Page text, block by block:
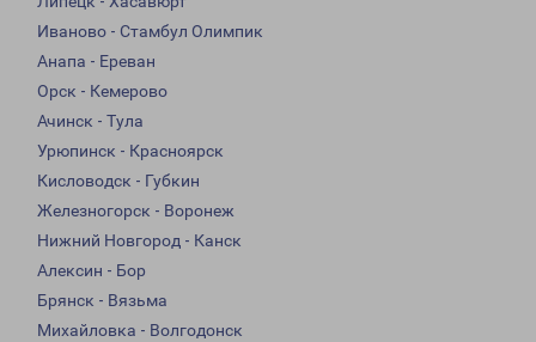
Иваново - Стамбул Олимпик
Анапа - Ереван
Орск - Кемерово
Ачинск - Тула
Урюпинск - Красноярск
Кисловодск - Губкин
Железногорск - Воронеж
Нижний Новгород - Канск
Алексин - Бор
Брянск - Вязьма
Михайловка - Волгодонск